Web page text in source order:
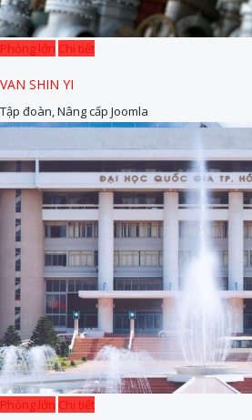
Phóng lớn Chi tiết
VAN SHIN YI
Tập đoàn, Nâng cấp Joomla
Phóng lớn Chi tiết